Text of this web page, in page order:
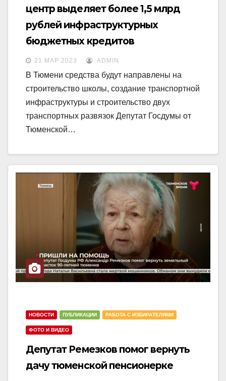
центр выделяет более 1,5 млрд
рублей инфраструктурных
бюджетных кредитов
21 МАР 2023 ADMIN
В Тюмени средства будут направлены на
строительство школы, создание транспортной
инфраструктуры и строительство двух
транспортных развязок Депутат Госдумы от
Тюменской…
НОВОСТИ ПУБЛИКАЦИИ РАБОТА С ИЗБИРАТЕЛЯМИ
ФОТО И ВИДЕО
Депутат Ремезков помог вернуть
дачу тюменской пенсионерке